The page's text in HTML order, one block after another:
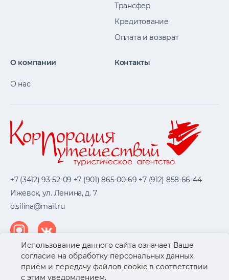
+7 (3412) 93-52-09 +7 (901) 865-00-69 +7 (912) 858-66-44
Ижевск, ул. Ленина, д. 7
o.silina@mail.ru
Трансфер
Кредитование
Оплата и возврат
О компании
О нас
Контакты
(C) 2004 - 2026 Корпорация путешествий
Предложения на сайте не являются публичной офертой и
Использование данного сайта означает Ваше
согласие на обработку персональных данных,
приём и передачу файлов cookie в соответствии
с этим уведомлением.